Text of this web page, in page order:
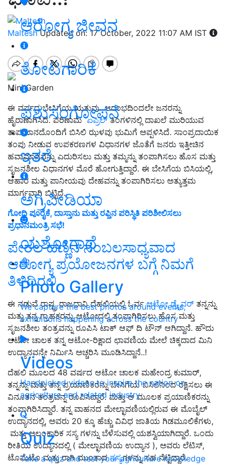
ಆರೋಗ್ಯ ಜೀವನ
ತೋಟಗಾರಿಕೆ
ಪಶುಸಂಗೋಪನೆ
ಇತರೆ
ಅಗ್ರಿಪೀಡಿಯಾ
ಯಶೋಗಾಥೆ
Photo Gallery
We capture the best photos around events,
exhibitions happening across the country
Videos
Handpicked videos to inspire the nation on
agriculture and related industry
Quiz
Take a quiz and test your agriculture knowledge
MalteshUpdated on: 17 October, 2022 11:07 AM IST
Mini Garden
ಈ ವರ್ಷದ ಬೇಸಿಗೆಯ ಋತುವು ಆರಂಭದಿಂದಲೇ ಜನರನ್ನು
ಹೈರಾಣಾಗಿಸಿದೆ. ಪರಿಣಾಮಏಪ್ರಿಲ್‌ತಿಂಗಳಿನಲ್ಲಿ ದಾಖಲೆ ಮುರಿಯುವ
ತಾಪಮಾನದೊಂದಿಗೆ ಬಿಸಿಲಿ ಝಳವು ಭುಮಿಗೆ ಅಪ್ಪಳಿಸಿದೆ. ಸಾಂಪ್ರದಾಯಿಕ
ತಂಪು ನೀಡುವ ಉಪಕರಣಗಳ ವಿಧಾನಗಳ ಜೊತೆಗೆ ಜನರು ಇತ್ತೀಚಿನ
ಹವಾಮಾನವನ್ನು ಎದುರಿಸಲು ಮತ್ತು ತಮ್ಮನ್ನು ತಂಪಾಗಿಸಲು ಹೊಸ ಮತ್ತು
ಸೃಜನಶೀಲ ವಿಧಾನಗಳ ಮೊರೆ ಹೋಗುತ್ತಿದ್ದಾರೆ. ಈ ಬೇಸಿಗೆಯ ಬಿಸಿಯಲ್ಲಿ,
ಆಹಾರ ಮತ್ತು ಪಾನೀಯವು ದೇಹವನ್ನು ತಂಪಾಗಿರಿಸಲು ಅತ್ಯುತ್ತಮ
ಮಾರ್ಗವಾಗಿ ಬಿಟ್ಟಿದೆ.
ಗೋಧಿ ಪೂರೈಕೆ, ದಾಸ್ತಾನು ಮತ್ತು ರಫ್ತಿನ ಪರಿಸ್ಥಿತಿ ಪರಿಶೀಲಿಸಲು
ಪ್ರಧಾನಮಂತ್ರಿ ಸಭೆ!
ಪೇರಲ ಹಣ್ಣಿನ ನಂಬಲಸಾಧ್ಯವಾದ
ಆರೋಗ್ಯ ಪ್ರಯೋಜನಗಳ ಬಗ್ಗೆ ನಿಮಗೆ
ತಿಳಿದಿರಲಿ
ಈ ನಡುವೆ ರಾಷ್ಟ್ರ ರಾಜಧಾನಿ ದೆಹಲಿಯಲ್ಲಿ ಓರ್ವಆಟೋ ಡ್ರೈವರ್ ತನ್ನನ್ನು
ಮತ್ತು ತನ್ನ ಗ್ರಾಹಕರನ್ನು ಆಟೋದಲ್ಲಿ ತಂಪಾಗಿರಿಸಲು ಹೊಸ ಮತ್ತು
ಸೃಜನಶೀಲ ತಂತ್ರವನ್ನು ರೂಪಿಸಿ ಟಾಕ್‌ ಆಫ್‌ ದಿ ಟೌನ್‌ ಆಗಿದ್ದಾನೆ. ಹೌದು
ಆಟೋ ಚಾಲಕ ತನ್ನ ಆಟೋ-ರಿಕ್ಷಾದ ಛಾವಣಿಯ ಮೇಲೆ ಚಿಕ್ಕದಾದ ಮಿನಿ
ಉದ್ಯಾನವನ್ನೇ ನಿರ್ಮಿಸಿ ಅಚ್ಚರಿಸಿ ಮೂಡಿಸಿದ್ದಾನೆ..!
ದೆಹಲಿ ಮೂಲದ 48 ವರ್ಷದ ಆಟೋ ಚಾಲಕ ಮಹೇಂದ್ರ ಕುಮಾರ್,
ತನ್ನನ್ನು ಮತ್ತು ತನ್ನ ಪ್ರಯಾಣಿಕರನ್ನು ಬೇಸಿಗೆಯ ಬಿಸಿಲಿನಿಂದ ರಕ್ಷಿಸಲು ಈ
ವಿನೂತನ ತಂತ್ರವನ್ನ ರೂಪಿಸಿದ್ದಾರೆ. ಮತ್ತು ಆ ಮೂಲಕ ಪ್ರಯಾಣಿಕರನ್ನು
ತಂಪಾಗಿರಿಸಿದ್ದಾರೆ. ತನ್ನ ವಾಹನದ ಮೇಲ್ಛಾವಣಿಯಲ್ಲಿರುವ ಈ ಮೊಬೈಲ್
ಉದ್ಯಾನದಲ್ಲಿ, ಅವರು 20 ಕ್ಕೂ ಹೆಚ್ಚು ವಿವಿಧ ಜಾತಿಯ ಗಿಡಮೂಲಿಕೆಗಳು,
ಮತ್ತು ಅಲಂಕಾರಿಕ ಸಸ್ಯ ಗಳನ್ನು ಬೆಳೆಸುವಲ್ಲಿ ಯಶಸ್ವಿಯಾಗಿದ್ದಾರೆ. ಒಂದು
ರೀತಿಯ ಉದ್ಯಾನದಲ್ಲಿ ( ಮೇಲ್ಛಾವಣಿಯ ಉದ್ಯಾನ ), ಅವರು ಲೆಟಿಸ್,
ಟೊಮೆಟೊ ಮತ್ತು ರಾಗಿ ಮುಂತಾದಸಸ್ಯಗಳನ್ನು ಸಹ ನೆಟ್ಟಿದ್ದಾರೆ.